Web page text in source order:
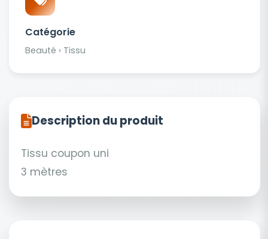
Catégorie
Beauté › Tissu
Description du produit
Tissu coupon uni
3 mètres